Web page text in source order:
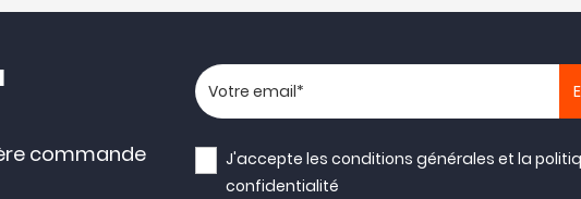
commande
Votre adresse email
J'accepte lesconditions générales et la
confidentialité